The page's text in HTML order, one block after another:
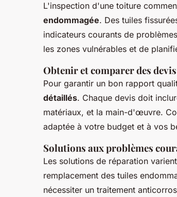
L'inspection d'une toiture
endommagée. Des tuiles
indicateurs courants de
les zones vulnérables et de
Obtenir et comparer des devis
Pour garantir un bon rapport
détaillés. Chaque devis doit
matériaux, et la main-d'œuvre.
adaptée à votre budget et à vos
Solutions aux problèmes
Les solutions de réparation
remplacement des tuiles
nécessiter un traitement